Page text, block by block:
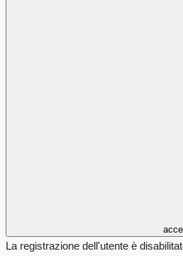
La registrazione dell'utente è